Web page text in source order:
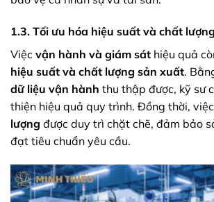
1.3. Tối ưu hóa hiệu suất và chất
Việc vận hành và giám sát hiệu quả
hiệu suất và chất lượng sản xuất.
dữ liệu vận hành thu thập được, kỹ sư
thiện hiệu quả quy trình. Đồng thời, việc
lượng được duy trì chặt chẽ, đảm bảo
đạt tiêu chuẩn yêu cầu.